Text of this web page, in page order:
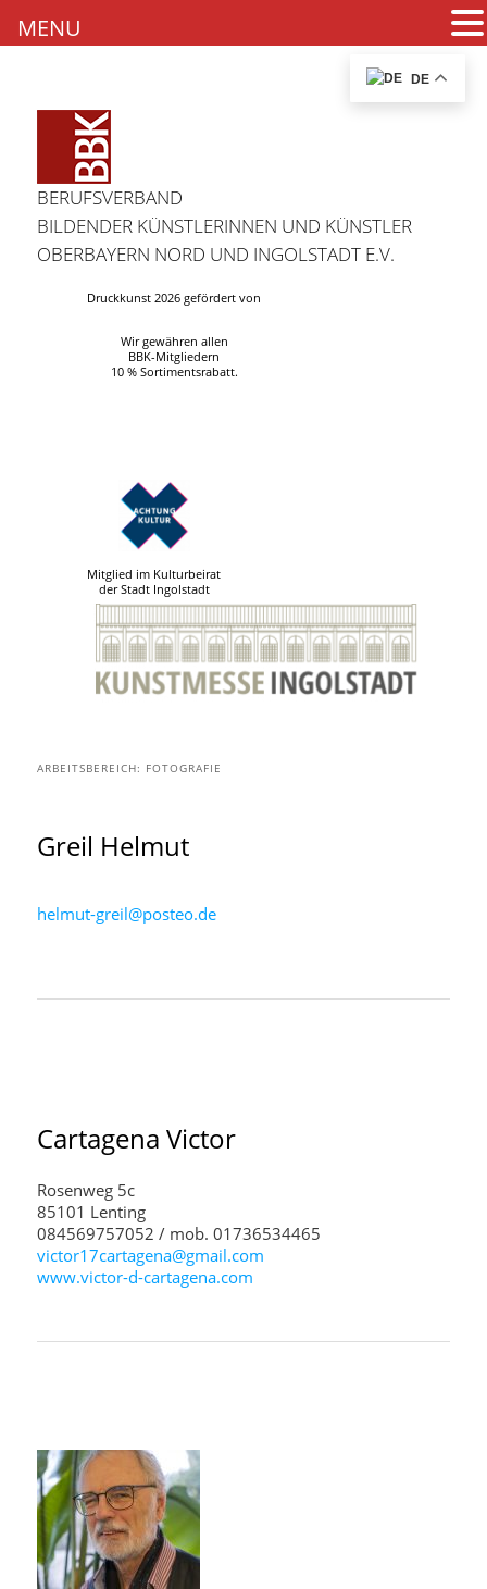
BERUFSVERBAND
BILDENDER KÜNSTLERINNEN UND KÜNSTLER
OBERBAYERN NORD UND INGOLSTADT E.V.
Druckkunst 2026 gefördert von
Wir gewähren allen
BBK-Mitgliedern
10 % Sortimentsrabatt.
Mitglied im Kulturbeirat
der Stadt Ingolstadt
ARBEITSBEREICH: FOTOGRAFIE
Greil Helmut
helmut-greil@posteo.de
CartagenaVictor
Rosenweg 5c
85101 Lenting
084569757052 / mob. 01736534465
victor17cartagena@gmail.com
www.victor-d-cartagena.com
DE
MENU